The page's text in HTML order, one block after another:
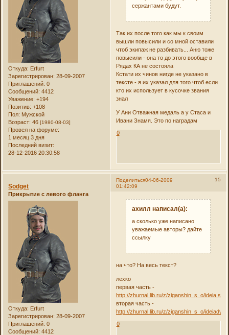
Откуда: Erfurt
Зарегистрирован: 28-09-2007
Приглашений: 0
Сообщений: 4412
Уважение: +194
Позитив: +108
Пол: Мужской
Возраст: 46[1980-08-03]
Провел на форуме:
1 месяц 3 дня
Последний визит:
28-12-2016 20:30:58
сержантами будут.
Так их после того как мы к своим
вышли повысили и со мной оставили
чтоб экипаж не разбивать... Аню тоже
повысили - она то до этого вообще в
Рядах КА не состояла
Кстати их чинов нигде не указано в
тексте - я их указал для того чтоб если
кто их использует в кусочке звания
знал
У Ани Отважная медаль а у Стаса и
Ивани Знамя. Это по наградам
0
Поделиться 15
04-06-2009
01:42:09
Sodget
Прикрытие с левого фланга
Откуда: Erfurt
Зарегистрирован: 28-09-2007
Приглашений: 0
Сообщений: 4412
ахилл написал(а):
а сколько уже написано
уважаемые авторы? дайте
ссылку
на что? На весь текст?
лехко
первая часть -
http://zhurnal.lib.ru/z/ziganshin_s_o/
вторая часть -
http://zhurnal.lib.ru/z/ziganshin_s_o/
0